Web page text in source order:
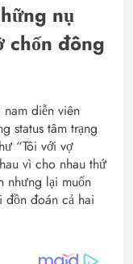
nụ
chốn đông
nam diễn viên
status tâm trạng
“Tôi với vợ
vì cho nhau thứ
nhưng lại muốn
đoán cả hai